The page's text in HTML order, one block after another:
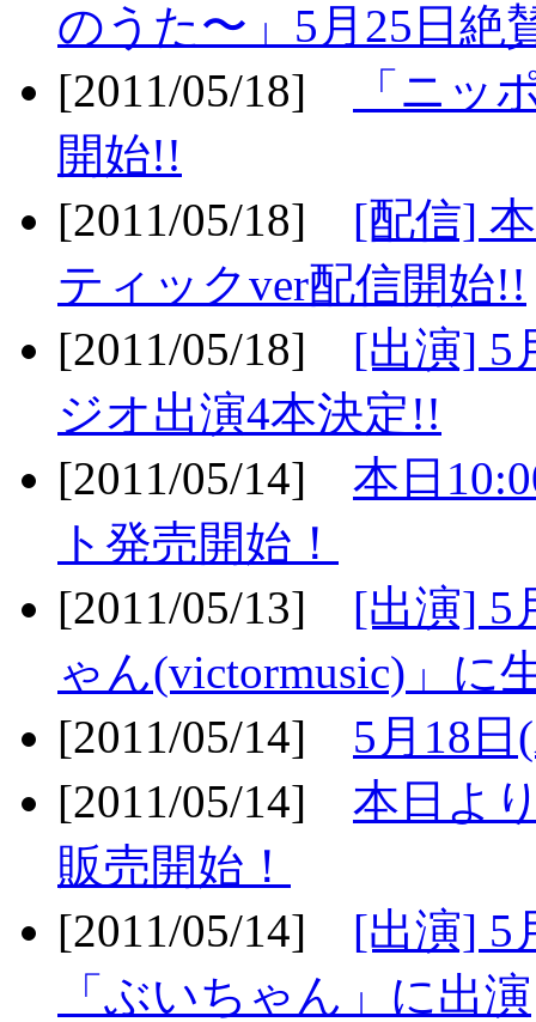
のうた〜」5月25日絶
[2011/05/18]
「ニッ
開始!!
[2011/05/18] [配信]
ティックver配信開始!!
[2011/05/18] [出演] 5
ジオ出演4本決定!!
[2011/05/14] 本日
ト発売開始！
[2011/05/13] [出演] 5
ゃん(victormusic)」に
[2011/05/14] 5月18
[2011/05/14] 本日よ
販売開始！
[2011/05/14] [出演] 5
「ぶいちゃん」に出演